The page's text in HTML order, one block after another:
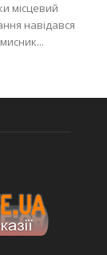
місцевий
навідався